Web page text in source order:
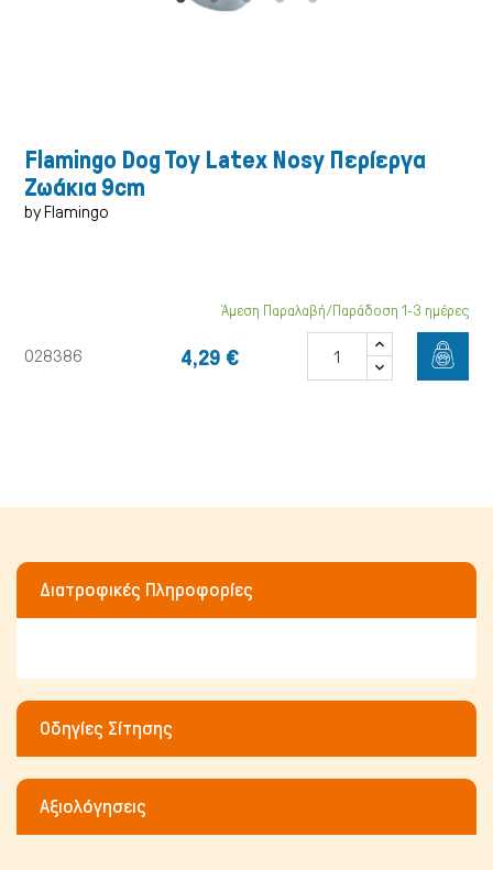
Flamingo Dog Toy Latex Nosy Περίεργα
Ζωάκια 9cm
by Flamingo
028386
Άμεση Παραλαβή/Παράδοση 1-3 ημέρες
4,29 €
Διατροφικές Πληροφορίες
Οδηγίες Σίτησης
Αξιολόγησεις